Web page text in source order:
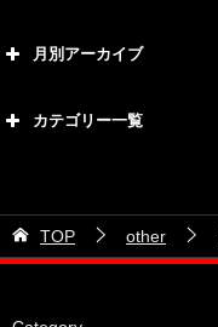
月別アーカイブ
2026年5月
2026年4月
カテゴリー一覧
21号車
28号車
TOP other